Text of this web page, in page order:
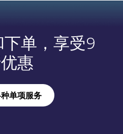
单，享受9
惠
单项服务